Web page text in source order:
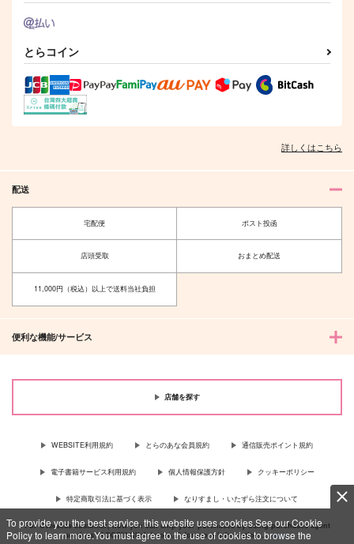
To provide you the best service, this website uses cookies.See our Cookie
Policy to learn more.You must agree to the use of cookies to browse the
とらコイン
詳しくはこちら
配送
宅配便 ポスト投函
店頭受取 おまとめ配送
11,000円（税込）以上で送料当社負担
便利な機能/サービス
店舗を探す
WEBSITE利用規約 とらのあな会員規約 通信販売ポイント規約
電子書籍サービス利用規約 個人情報保護方針 クッキーポリシー
特定商取引法に基づく表示 なりすまし・いたずら注文について
For Overseas customer, now you can ship your purchases by using purchases agent
services “AOCS”! Click {more…} for more information …more